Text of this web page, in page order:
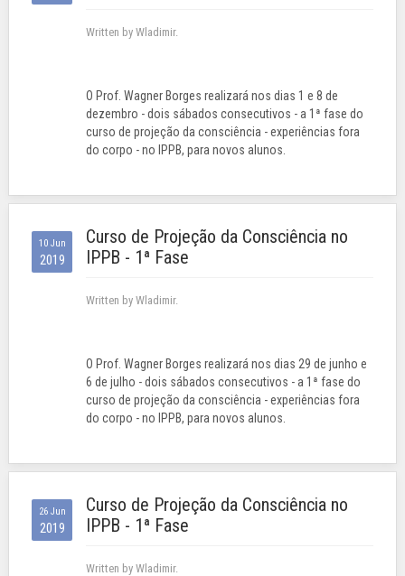
Written by Wladimir.
O Prof. Wagner Borges realizará nos dias 1 e 8 de
dezembro - dois sábados consecutivos - a 1ª fase do
curso de projeção da consciência - experiências fora
do corpo - no IPPB, para novos alunos.
10 Jun
2019
Curso de Projeção da Consciência no
IPPB - 1ª Fase
Written by Wladimir.
O Prof. Wagner Borges realizará nos dias 29 de junho e
6 de julho - dois sábados consecutivos - a 1ª fase do
curso de projeção da consciência - experiências fora
do corpo - no IPPB, para novos alunos.
26 Jun
2019
Curso de Projeção da Consciência no
IPPB - 1ª Fase
Written by Wladimir.